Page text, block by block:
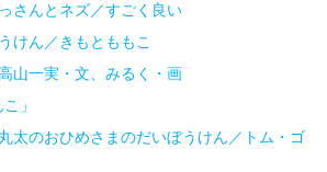
さんとネズ／すごく良い
けん／きもとももこ
山一実・文、みるく・画
」
太のおひめさまのだいぼうけん／トム・ゴ